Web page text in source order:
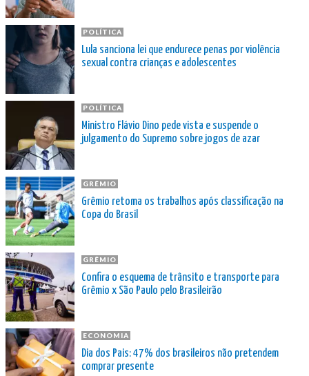
POLÍTICA
Lula sanciona lei que endurece penas por violência
sexual contra crianças e adolescentes
POLÍTICA
Ministro Flávio Dino pede vista e suspende o
julgamento do Supremo sobre jogos de azar
GRÊMIO
Grêmio retoma os trabalhos após classificação na
Copa do Brasil
GRÊMIO
Confira o esquema de trânsito e transporte para
Grêmio x São Paulo pelo Brasileirão
ECONOMIA
Dia dos Pais: 47% dos brasileiros não pretendem
comprar presente